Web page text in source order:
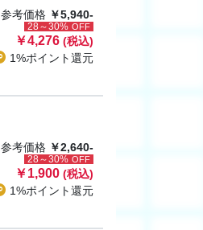
参考価格 ￥5,940-
28～30% OFF
￥4,276 (税込)
1%ポイント還元
参考価格 ￥2,640-
28～30% OFF
￥1,900 (税込)
1%ポイント還元